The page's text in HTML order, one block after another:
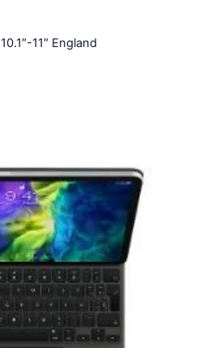
11″ England